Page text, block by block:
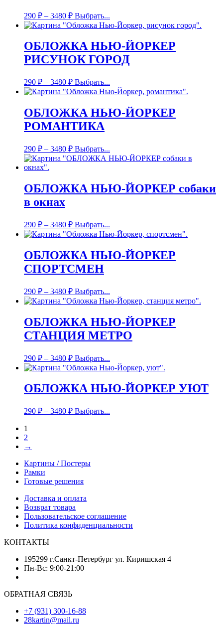
290 ₽ – 3480 ₽ Выбрать...
ОБЛОЖКА НЬЮ-ЙОРКЕР
РИСУНОК ГОРОД
290 ₽ – 3480 ₽ Выбрать...
ОБЛОЖКА НЬЮ-ЙОРКЕР
РОМАНТИКА
290 ₽ – 3480 ₽ Выбрать...
ОБЛОЖКА НЬЮ-ЙОРКЕР собаки
в окнах
290 ₽ – 3480 ₽ Выбрать...
ОБЛОЖКА НЬЮ-ЙОРКЕР
СПОРТСМЕН
290 ₽ – 3480 ₽ Выбрать...
ОБЛОЖКА НЬЮ-ЙОРКЕР
СТАНЦИЯ МЕТРО
290 ₽ – 3480 ₽ Выбрать...
ОБЛОЖКА НЬЮ-ЙОРКЕР УЮТ
290 ₽ – 3480 ₽ Выбрать...
1
2
→
Картины / Постеры
Рамки
Готовые решения
Доставка и оплата
Возврат товара
Пользовательское соглашение
Политика конфиденциальности
КОНТАКТЫ
195299 г.Санкт-Петербург ул. Киришская 4
Пн-Вс: 9:00-21:00
ОБРАТНАЯ СВЯЗЬ
+7 (931) 300-16-88
28kartin@mail.ru